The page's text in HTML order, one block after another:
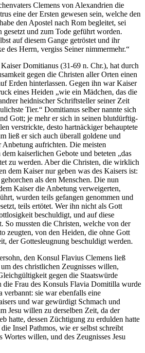
Clemens von Alexandrien die
eine der Ersten gewesen sein, welche den
den Apostel nach Rom begleitet, sei
gesetzt und zum Tode geführt worden.
auf diesem Gange getröstet und ihr
des Herrn, vergiss Seiner nimmermehr.“
Domitianus (31-69 n. Chr.), hat durch
gegen die Christen aller Orten einen
Erden hinterlassen. Gegen ihn war Kaiser
eines Heiden „wie ein Mädchen, das die
heidnischer Schriftsteller seiner Zeit
Tier.“ Domitianus selber nannte sich
Gott; je mehr er sich in seinen blutdürftig-
verstrickte, desto hartnäckiger behauptete
ließ er sich auch überall goldene und
aufrichten. Die meisten
kaiserlichen Gebote und beteten „das
zu werden. Aber die Christen, die wirklich
dem Kaiser nur geben was des Kaisers ist:
als den Menschen. Die nun
Kaiser die Anbetung verweigerten,
wurden teils gefangen genommen und
teils ertötet. Wer ihn nicht als Gott
beschuldigt, und auf diese
So mussten die Christen, welche von der
zeugten, von den Heiden, die ohne Gott
der Gottesleugnung beschuldigt werden.
den Konsul Flavius Clemens ließ
des christlichen Zeugnisses willen,
gegen die Staatswürde
die Frau des Konsuls Flavia Domitilla wurde
verbannt: sie war ebenfalls eine
und war gewürdigt Schmach und
Jesu willen zu derselben Zeit, da der
hatte, dessen Züchtigung zu erdulden hatte
Insel Pathmos, wie er selbst schreibt
Wortes willen, und des Zeugnisses Jesu